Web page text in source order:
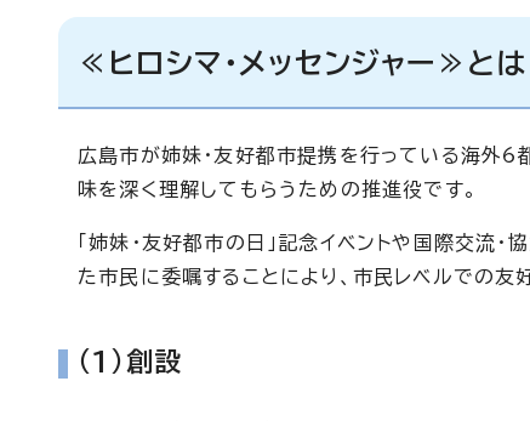
≪ヒロシマ・メッセンジャー≫とは
広島市が姉妹・友好都市提携を行っている海外6
味を深く理解してもらうための推進役です。
「姉妹・友好都市の日」記念イベントや国際交流・
た市民に委嘱することにより、市民レベルでの
（1）創設